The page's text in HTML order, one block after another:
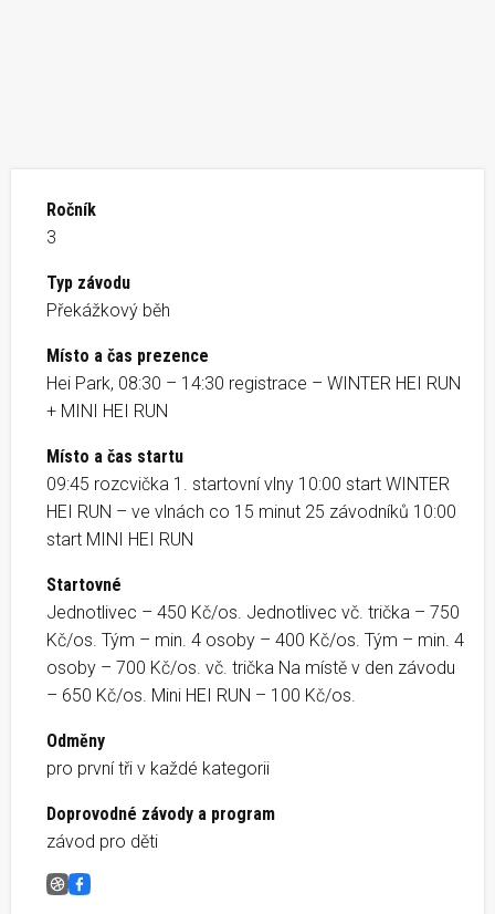
Ročník
3
Typ závodu
Překážkový běh
Místo a čas prezence
Hei Park, 08:30 – 14:30 registrace – WINTER HEI RUN
+ MINI HEI RUN
Místo a čas startu
09:45 rozcvička 1. startovní vlny 10:00 start WINTER
HEI RUN – ve vlnách co 15 minut 25 závodníků 10:00
start MINI HEI RUN
Startovné
Jednotlivec – 450 Kč/os. Jednotlivec vč. trička – 750
Kč/os. Tým – min. 4 osoby – 400 Kč/os. Tým – min. 4
osoby – 700 Kč/os. vč. trička Na místě v den závodu
– 650 Kč/os. Mini HEI RUN – 100 Kč/os.
Odměny
pro první tři v každé kategorii
Doprovodné závody a program
závod pro děti
Winter Hei Run
Facebook